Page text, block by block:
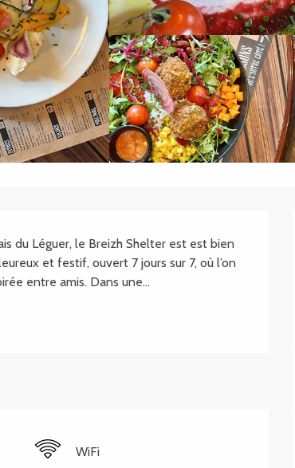
du Léguer, le Breizh Shelter est est bien
et festif, ouvert 7 jours sur 7, où l’on
entre amis. Dans une...
WiFi